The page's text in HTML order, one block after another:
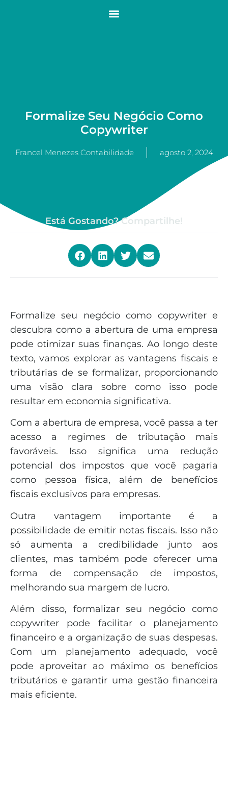
Formalize Seu Negócio Como
Copywriter
Francel Menezes Contabilidade agosto 2, 2024
Está Gostando? Compartilhe!
Formalize seu negócio como copywriter e
descubra como a abertura de uma empresa
pode otimizar suas finanças. Ao longo deste
texto, vamos explorar as vantagens fiscais e
tributárias de se formalizar, proporcionando
uma visão clara sobre como isso pode
resultar em economia significativa.
Com a abertura de empresa, você passa a ter
acesso a regimes de tributação mais
favoráveis. Isso significa uma redução
potencial dos impostos que você pagaria
como pessoa física, além de benefícios
fiscais exclusivos para empresas.
Outra vantagem importante é a
possibilidade de emitir notas fiscais. Isso não
só aumenta a credibilidade junto aos
clientes, mas também pode oferecer uma
forma de compensação de impostos,
melhorando sua margem de lucro.
Além disso, formalizar seu negócio como
copywriter pode facilitar o planejamento
financeiro e a organização de suas despesas.
Com um planejamento adequado, você
pode aproveitar ao máximo os benefícios
tributários e garantir uma gestão financeira
mais eficiente.